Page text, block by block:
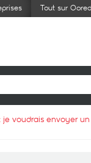
Tout sur
je voudrais envoyer